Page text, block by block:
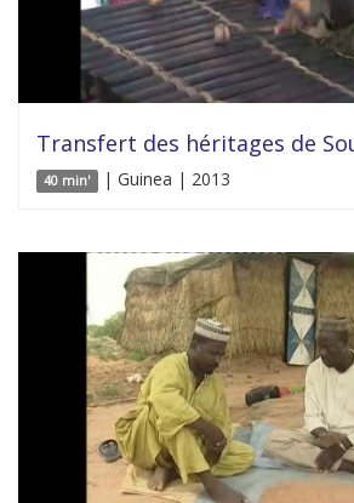
Transfert des héritages de
40 min' | Guinea | 2013